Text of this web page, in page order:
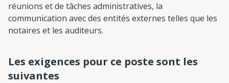
réunions et de tâches administratives, la
communication avec des entités externes telles que les
notaires et les auditeurs.
Les exigences pour ce poste sont les
suivantes